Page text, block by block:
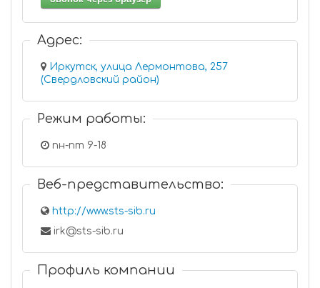
Адрес:
Иркутск, улица Лермонтова, 257
(Свердловский район)
Режим работы:
пн-пт 9-18
Веб-представительство:
http://www.sts-sib.ru
irk@sts-sib.ru
Профиль компании